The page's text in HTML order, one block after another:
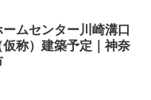
ームセンター川崎溝口
仮称）建築予定｜神奈